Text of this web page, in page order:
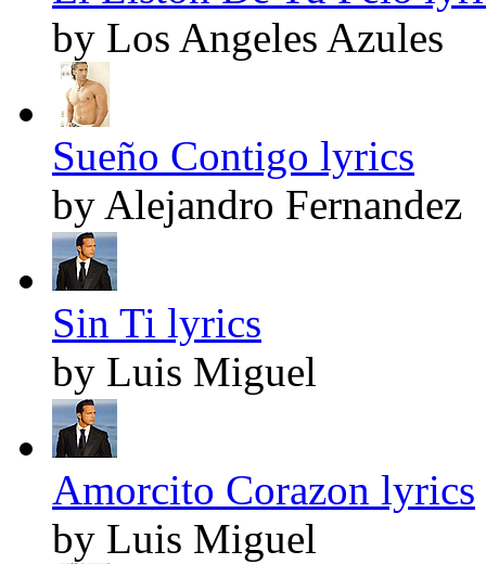
by Los Angeles Azules
Sueño Contigo lyrics
by Alejandro Fernandez
Sin Ti lyrics
by Luis Miguel
Amorcito Corazon lyrics
by Luis Miguel